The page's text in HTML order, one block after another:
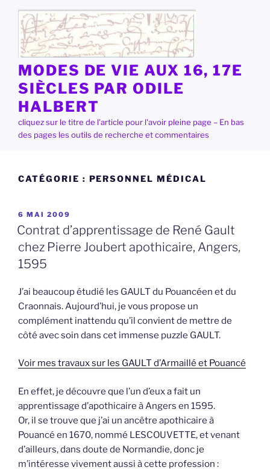
contenu
principal
MODES DE VIE AUX 16, 17E
SIÈCLES PAR ODILE
HALBERT
cliquez sur le titre de l'article pour l'avoir pleine page – En bas
des pages les outils de recherche et commentaires
CATÉGORIE : PERSONNEL MÉDICAL
PUBLIÉ
LE
6 MAI 2009
Contrat d’apprentissage de René Gault
chez Pierre Joubert apothicaire, Angers,
1595
J’ai beaucoup étudié les GAULT du Pouancéen et du
Craonnais. Aujourd’hui, je vous propose un
complément inattendu qu’il convient de mettre de
côté avec soin dans cet immense puzzle GAULT.
Voir mes travaux sur les GAULT d’Armaillé et Pouancé
En effet, je découvre que l’un d’eux a fait un
apprentissage d’apothicaire à Angers en 1595.
Or, il se trouve que j’ai un ancêtre apothicaire à
Pouancé en 1670, nommé LESCOUVETTE, et venant
d’ailleurs, dans doute de Normandie, donc je
m’intéresse vivement aussi à cette profession :